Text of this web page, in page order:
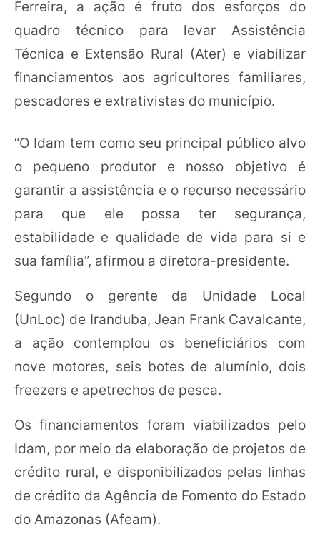
Ferreira, a ação é fruto dos esforços do
quadro técnico para levar Assistência
Técnica e Extensão Rural (Ater) e viabilizar
financiamentos aos agricultores familiares,
pescadores e extrativistas do município.
“O Idam tem como seu principal público alvo
o pequeno produtor e nosso objetivo é
garantir a assistência e o recurso necessário
para que ele possa ter segurança,
estabilidade e qualidade de vida para si e
sua família”, afirmou a diretora-presidente.
Segundo o gerente da Unidade Local
(UnLoc) de Iranduba, Jean Frank Cavalcante,
a ação contemplou os beneficiários com
nove motores, seis botes de alumínio, dois
freezers e apetrechos de pesca.
Os financiamentos foram viabilizados pelo
Idam, por meio da elaboração de projetos de
crédito rural, e disponibilizados pelas linhas
de crédito da Agência de Fomento do Estado
do Amazonas (Afeam).